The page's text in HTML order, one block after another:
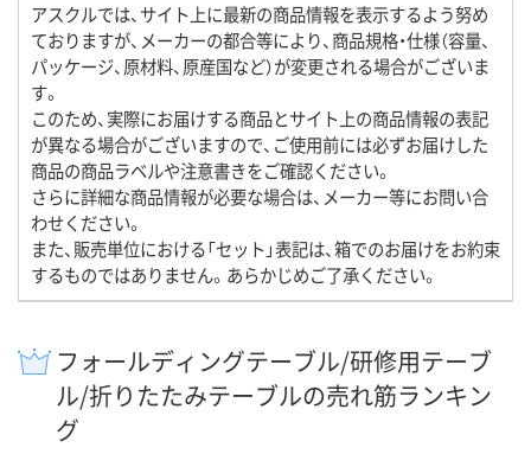
アスクルでは、サイト上に最新の商品情報を表示するよう努め
ておりますが、メーカーの都合等により、商品規格・仕様（容量、
パッケージ、原材料、原産国など）が変更される場合がございま
す。
このため、実際にお届けする商品とサイト上の商品情報の表記
が異なる場合がございますので、ご使用前には必ずお届けした
商品の商品ラベルや注意書きをご確認ください。
さらに詳細な商品情報が必要な場合は、メーカー等にお問い合
わせください。
また、販売単位における「セット」表記は、箱でのお届けをお約束
するものではありません。あらかじめご了承ください。
フォールディングテーブル/研修用テーブ
ル/折りたたみテーブルの売れ筋ランキン
グ